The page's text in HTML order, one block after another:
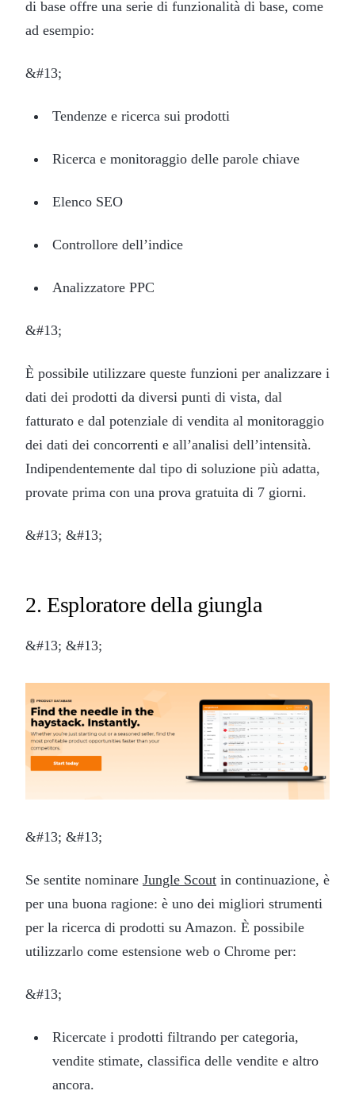
di base offre una serie di funzionalità di base, come
ad esempio:
&#13;
Tendenze e ricerca sui prodotti
Ricerca e monitoraggio delle parole chiave
Elenco SEO
Controllore dell’indice
Analizzatore PPC
&#13;
È possibile utilizzare queste funzioni per analizzare i
dati dei prodotti da diversi punti di vista, dal
fatturato e dal potenziale di vendita al monitoraggio
dei dati dei concorrenti e all’analisi dell’intensità.
Indipendentemente dal tipo di soluzione più adatta,
provate prima con una prova gratuita di 7 giorni.
&#13; &#13;
2. Esploratore della giungla
&#13; &#13;
&#13; &#13;
Se sentite nominare Jungle Scout in continuazione, è
per una buona ragione: è uno dei migliori strumenti
per la ricerca di prodotti su Amazon. È possibile
utilizzarlo come estensione web o Chrome per:
&#13;
Ricercate i prodotti filtrando per categoria,
vendite stimate, classifica delle vendite e altro
ancora.